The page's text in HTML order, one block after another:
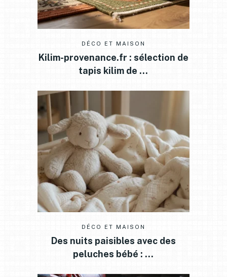
DÉCO ET MAISON
Kilim-provenance.fr : sélection de
tapis kilim de …
DÉCO ET MAISON
Des nuits paisibles avec des
peluches bébé : …